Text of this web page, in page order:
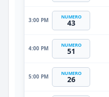
3:00 PM NUMERO
43
4:00 PM NUMERO
51
5:00 PM NUMERO
26